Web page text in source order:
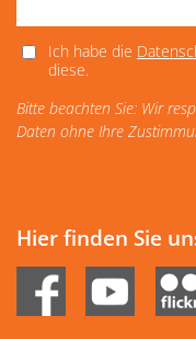
Ich habe die
diese.
Bitte beachten Sie: Wir
Daten ohne Ihre
Hier finden Sie